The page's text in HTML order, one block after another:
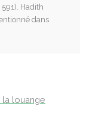
Hadith
dans
la louange